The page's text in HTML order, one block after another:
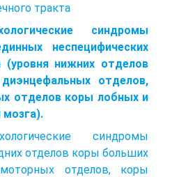
тракта
синдромы
неспецифических
(уровня нижних отделов
отделов,
отделов коры лобных и
мозга).
синдромы
отделов коры больших
отделов, коры